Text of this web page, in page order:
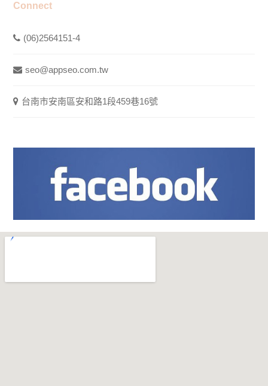
Connect
(06)2564151-4
seo@appseo.com.tw
台南市安南區安和路1段459巷16號